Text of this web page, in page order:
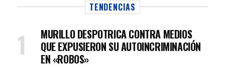
TENDENCIAS
MURILLO DESPOTRICA CONTRA MEDIOS
QUE EXPUSIERON SU AUTOINCRIMINACIÓN
EN «ROBOS»